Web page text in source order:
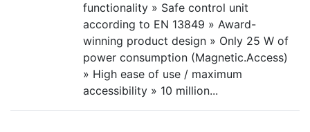
functionality » Safe control unit
according to EN 13849 » Award-
winning product design » Only 25 W of
power consumption (Magnetic.Access)
» High ease of use / maximum
accessibility » 10 million...